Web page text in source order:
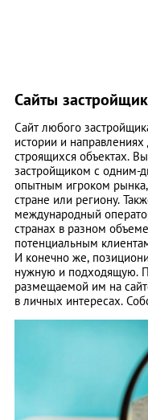
Сайты
Сайт любого
истории и
строящихся объектах.
застройщиком с одним-
опытным игроком рынка,
стране или региону.
международный
странах в разном
потенциальным
И конечно же,
нужную и подходящую.
размещаемой им на
в личных интересах.